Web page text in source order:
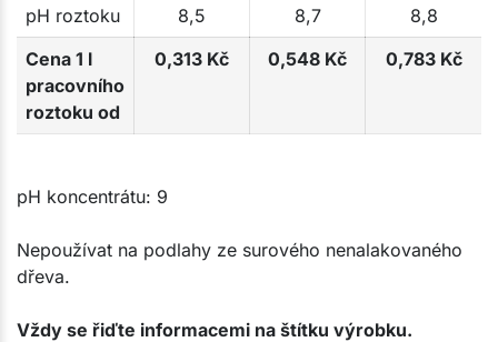
pH roztoku 8,5 8,7
8,8
Cena 1 l
pracovního
roztoku od
0,313 Kč 0,548 Kč 0,783 Kč
pH koncentrátu: 9
Nepoužívat na podlahy ze surového nenalakovaného
dřeva.
Vždy se řiďte informacemi na štítku výrobku.